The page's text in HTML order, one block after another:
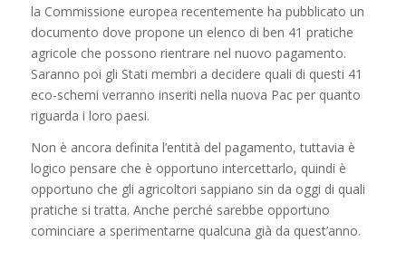
la Commissione europea recentemente ha pubblicato un
documento dove propone un elenco di ben 41 pratiche
agricole che possono rientrare nel nuovo pagamento.
Saranno poi gli Stati membri a decidere quali di questi 41
eco-schemi verranno inseriti nella nuova Pac per quanto
riguarda i loro paesi.
Non è ancora definita l’entità del pagamento, tuttavia è
logico pensare che è opportuno intercettarlo, quindi è
opportuno che gli agricoltori sappiano sin da oggi di quali
pratiche si tratta. Anche perché sarebbe opportuno
cominciare a sperimentarne qualcuna già da quest’anno.